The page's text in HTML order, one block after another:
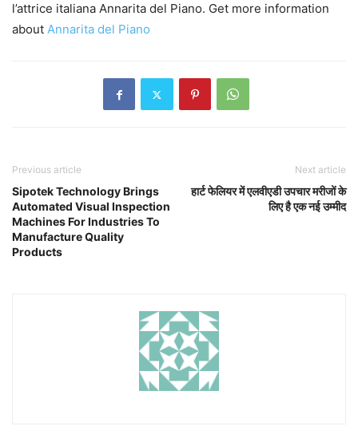
l’attrice italiana Annarita del Piano. Get more information
about Annarita del Piano
Previous article
Sipotek Technology Brings
Automated Visual Inspection
Machines For Industries To
Manufacture Quality
Products
Next article
हार्ट फेलियर में एलवीएडी उपचार मरीजों के
लिए है एक नई उम्मीद